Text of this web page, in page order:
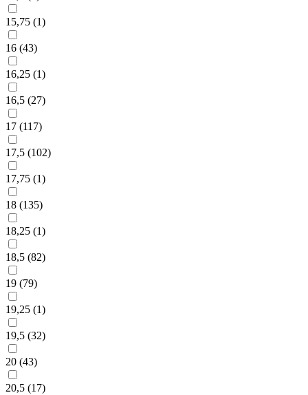
15,75 (1)
16 (43)
16,25 (1)
16,5 (27)
17 (117)
17,5 (102)
17,75 (1)
18 (135)
18,25 (1)
18,5 (82)
19 (79)
19,25 (1)
19,5 (32)
20 (43)
20,5 (17)